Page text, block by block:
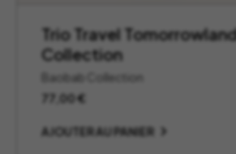
Trio Travel
Collection
Baobab Collection
77,00€
AJOUTER AU PANIER